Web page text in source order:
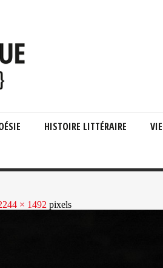
HISTOIRE LITTÉRAIRE
× 1492 pixels